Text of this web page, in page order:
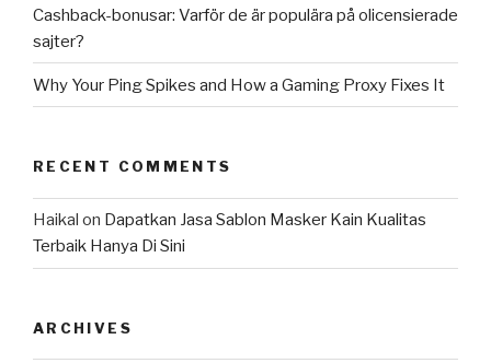
Cashback-bonusar: Varför de är populära på olicensierade
sajter?
Why Your Ping Spikes and How a Gaming Proxy Fixes It
RECENT COMMENTS
Haikal on Dapatkan Jasa Sablon Masker Kain Kualitas
Terbaik Hanya Di Sini
ARCHIVES